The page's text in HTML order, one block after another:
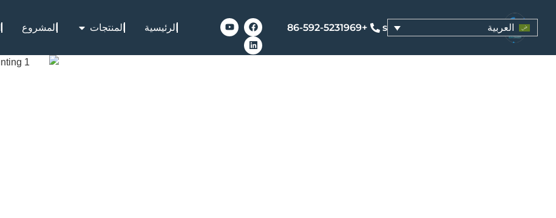
sales@yuen-s.com
+86-592-5231969 الرئيسية المنتجات المشروع العربية